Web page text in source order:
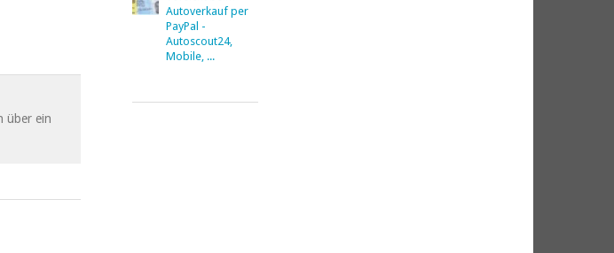
über ein
Autoverkauf per
PayPal -
Autoscout24,
Mobile, ...